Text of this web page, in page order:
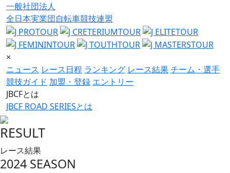
一般社団法人
全日本実業団自転車競技連盟
×
ニュース レース日程 ランキング レース結果チーム・選手
競技ガイド 加盟・登録 エントリー
JBCFとは
JBCF ROAD SERIESとは
RESULT
レース結果
2024 SEASON